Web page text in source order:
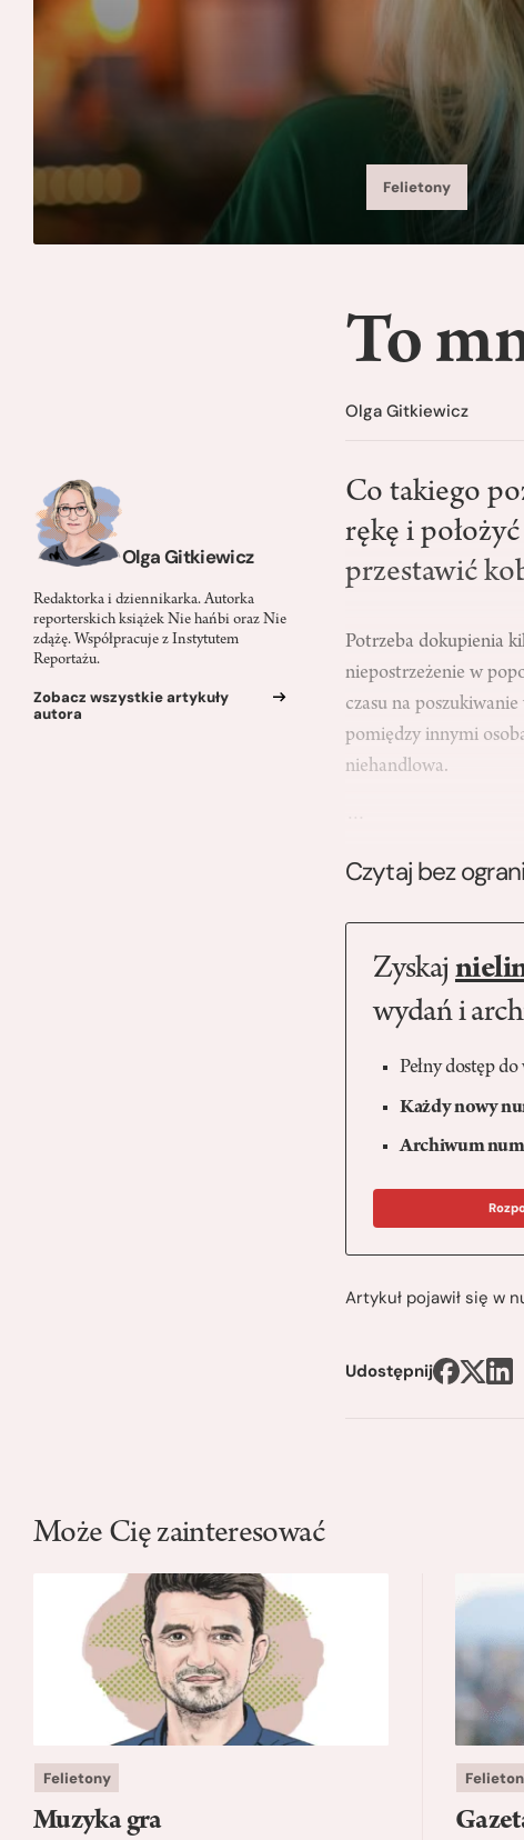
Felietony
Olga Gitkiewicz
Redaktorka i dziennikarka. Autorka
reporterskich książek Nie hańbi oraz Nie
zdążę. Współpracuje z Instytutem
Reportażu.
Zobacz wszystkie artykuły
autora
To
Olga Gitkiewicz
Co takiego
rękę i
przestawić
Potrzeba dokupienia
niepostrzeżenie w
czasu na
pomiędzy innymi
niehandlowa.
Czytaj bez
Zyskaj
wydań i
Pełny dostęp
Każdy nowy
Archiwum
Artykuł pojawił się w
Udostępnij
Może Cię zainteresować
Felietony
Muzyka gra